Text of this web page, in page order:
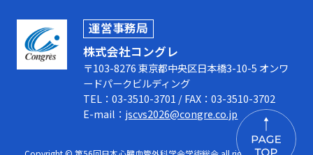
運営事務局
株式会社コングレ
〒103-8276 東京都中央区日本橋3-10-5 オンワ
ードパークビルディング
TEL：03-3510-3701 / FAX：03-3510-3702
E-mail： jscvs2026@congre.co.jp